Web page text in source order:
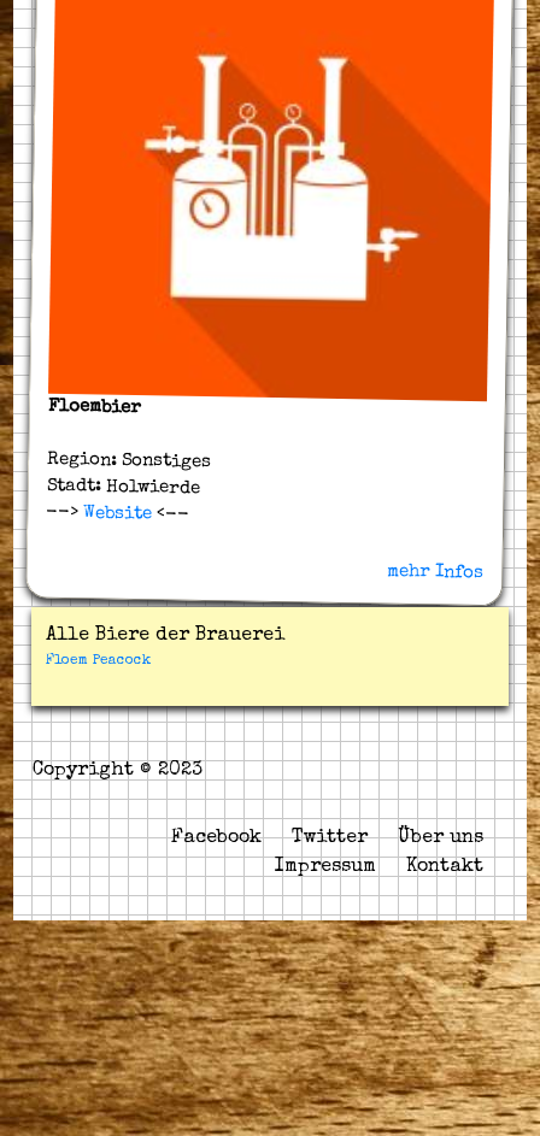
Floembier
Region: Sonstiges
Stadt: Holwierde
--> Website <--
mehr Infos
Alle Biere der Brauerei
Floem Peacock
Copyright © 2023
Facebook Twitter
Über uns
Impressum
Kontakt